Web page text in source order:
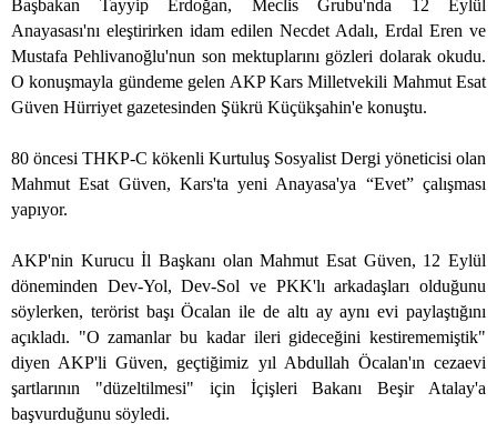
Başbakan Tayyip Erdoğan, Meclis Grubu'nda 12 Eylül
Anayasası'nı eleştirirken idam edilen Necdet Adalı, Erdal Eren ve
Mustafa Pehlivanoğlu'nun son mektuplarını gözleri dolarak okudu.
O konuşmayla gündeme gelen AKP Kars Milletvekili Mahmut Esat
Güven Hürriyet gazetesinden Şükrü Küçükşahin'e konuştu.
80 öncesi THKP-C kökenli Kurtuluş Sosyalist Dergi yöneticisi olan
Mahmut Esat Güven, Kars'ta yeni Anayasa'ya “Evet” çalışması
yapıyor.
AKP'nin Kurucu İl Başkanı olan Mahmut Esat Güven, 12 Eylül
döneminden Dev-Yol, Dev-Sol ve PKK'lı arkadaşları olduğunu
söylerken, terörist başı Öcalan ile de altı ay aynı evi paylaştığını
açıkladı. "O zamanlar bu kadar ileri gideceğini kestirememiştik"
diyen AKP'li Güven, geçtiğimiz yıl Abdullah Öcalan'ın cezaevi
şartlarının "düzeltilmesi" için İçişleri Bakanı Beşir Atalay'a
başvurduğunu söyledi.